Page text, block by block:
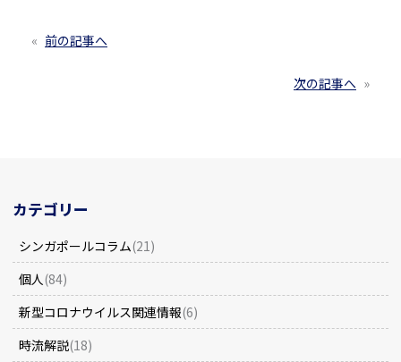
« 前の記事へ
次の記事へ »
カテゴリー
シンガポールコラム(21)
個人(84)
新型コロナウイルス関連情報(6)
時流解説(18)